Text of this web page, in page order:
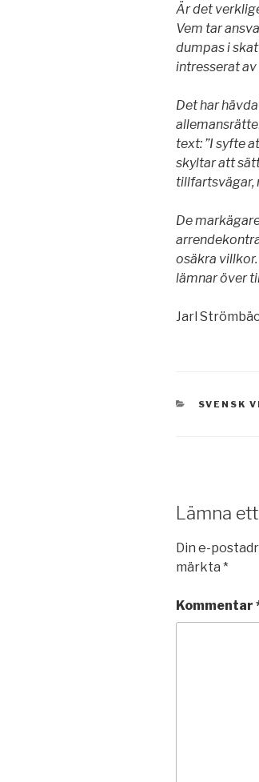
Är det
Vem tar
dumpas i
intresserat
Det har
text: ”I syfte
skyltar att
tillfartsvägar,
De
osäkra
lämnar över
Jarl
SVENSK
Lämna
Din e-
märkta *
Kommentar